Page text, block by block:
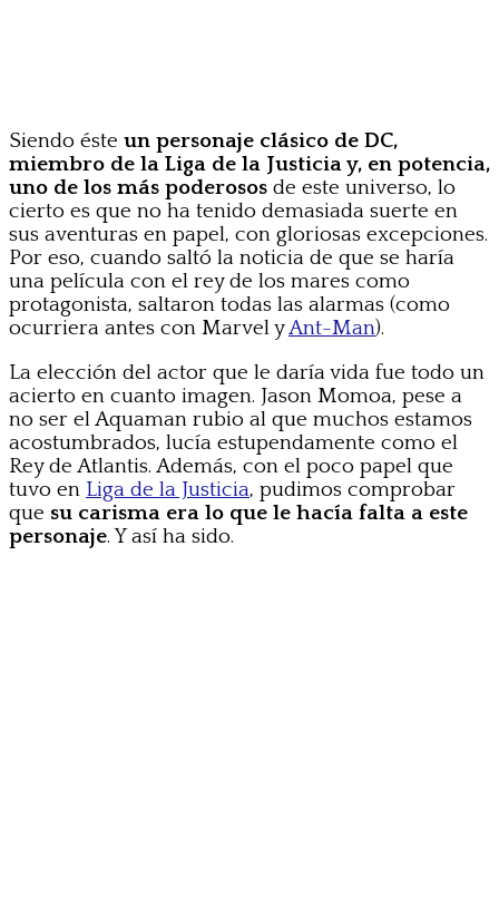
Siendo éste un personaje clásico de DC,
miembro de la Liga de la Justicia y, en potencia,
uno de los más poderosos de este universo, lo
cierto es que no ha tenido demasiada suerte en
sus aventuras en papel, con gloriosas excepciones.
Por eso, cuando saltó la noticia de que se haría
una película con el rey de los mares como
protagonista, saltaron todas las alarmas (como
ocurriera antes con Marvel yAnt-Man).
La elección del actor que le daría vida fue todo un
acierto en cuanto imagen. Jason Momoa, pese a
no ser el Aquaman rubio al que muchos estamos
acostumbrados, lucía estupendamente como el
Rey de Atlantis. Además, con el poco papel que
tuvo en Liga de la Justicia, pudimos comprobar
que su carisma era lo que le hacía falta a este
personaje. Y así ha sido.